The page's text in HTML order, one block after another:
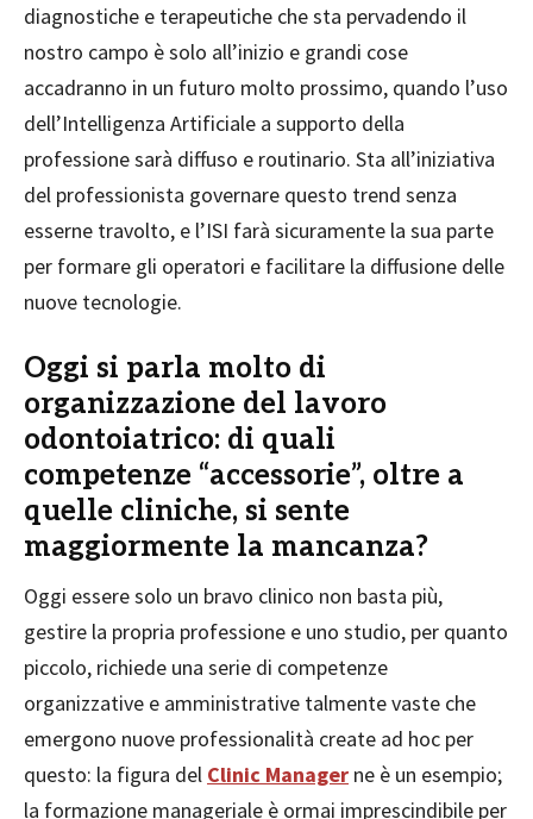
diagnostiche e terapeutiche che sta pervadendo il
nostro campo è solo all’inizio e grandi cose
accadranno in un futuro molto prossimo, quando l’uso
dell’Intelligenza Artificiale a supporto della
professione sarà diffuso e routinario. Sta all’iniziativa
del professionista governare questo trend senza
esserne travolto, e l’ISI farà sicuramente la sua parte
per formare gli operatori e facilitare la diffusione delle
nuove tecnologie.
Oggi si parla molto di
organizzazione del lavoro
odontoiatrico: di quali
competenze “accessorie”, oltre a
quelle cliniche, si sente
maggiormente la mancanza?
Oggi essere solo un bravo clinico non basta più,
gestire la propria professione e uno studio, per quanto
piccolo, richiede una serie di competenze
organizzative e amministrative talmente vaste che
emergono nuove professionalità create ad hoc per
questo: la figura del Clinic Manager ne è un esempio;
la formazione manageriale è ormai imprescindibile per